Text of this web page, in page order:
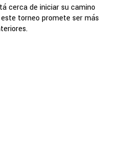
cerca de iniciar su camino
torneo promete ser más